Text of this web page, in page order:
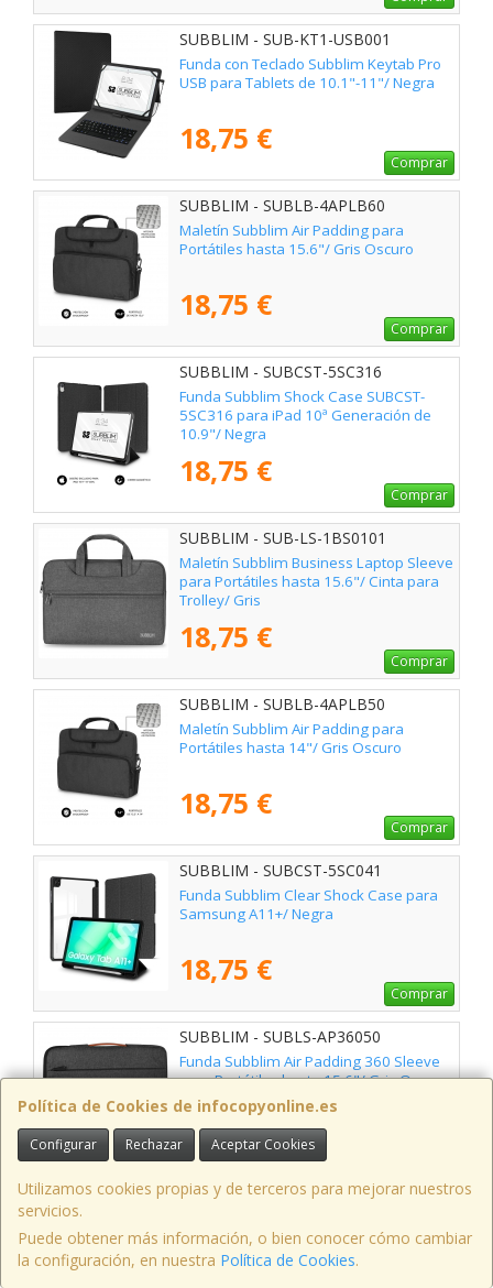
SUBBLIM - SUB-KT1-USB001
Funda con Teclado Subblim Keytab Pro
USB para Tablets de 10.1"-11"/ Negra
18,75 €
Comprar
SUBBLIM - SUBLB-4APLB60
Maletín Subblim Air Padding para
Portátiles hasta 15.6"/ Gris Oscuro
18,75 €
Comprar
SUBBLIM - SUBCST-5SC316
Funda Subblim Shock Case SUBCST-
5SC316 para iPad 10ª Generación de
10.9"/ Negra
18,75 €
Comprar
SUBBLIM - SUB-LS-1BS0101
Maletín Subblim Business Laptop Sleeve
para Portátiles hasta 15.6"/ Cinta para
Trolley/ Gris
18,75 €
Comprar
SUBBLIM - SUBLB-4APLB50
Maletín Subblim Air Padding para
Portátiles hasta 14"/ Gris Oscuro
18,75 €
Comprar
SUBBLIM - SUBCST-5SC041
Funda Subblim Clear Shock Case para
Samsung A11+/ Negra
18,75 €
Comprar
SUBBLIM - SUBLS-AP36050
Funda Subblim Air Padding 360 Sleeve
para Portátiles hasta 15.6"/ Gris Oscuro
18,75 €
SUBBLIM - SUBLS-AP36052
Funda Subblim Air Padding 360 Sleeve
para Portátiles hasta 15.6"/ Azul
Política de Cookies de infocopyonline.es
Configurar Rechazar Aceptar Cookies
Utilizamos cookies propias y de terceros para mejorar nuestros
servicios.
Puede obtener más información, o bien conocer cómo cambiar
la configuración, en nuestra Política de Cookies.